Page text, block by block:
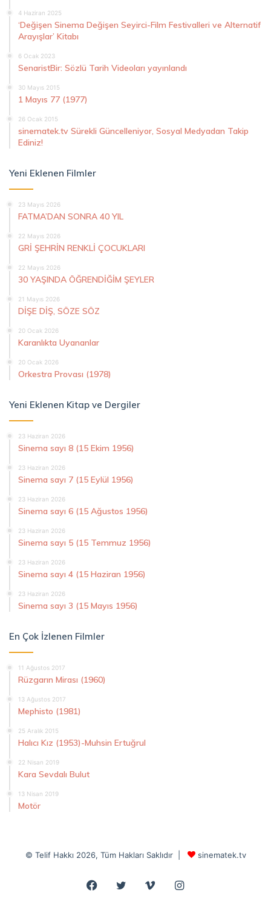
4 Haziran 2025
‘Değişen Sinema Değişen Seyirci-Film Festivalleri ve Alternatif
Arayışlar’ Kitabı
6 Ocak 2023
SenaristBir: Sözlü Tarih Videoları yayınlandı
30 Mayıs 2015
1 Mayıs 77 (1977)
26 Ocak 2015
sinematek.tv Sürekli Güncelleniyor, Sosyal Medyadan Takip
Ediniz!
Yeni Eklenen Filmler
23 Mayıs 2026
FATMA’DAN SONRA 40 YIL
22 Mayıs 2026
GRİ ŞEHRİN RENKLİ ÇOCUKLARI
22 Mayıs 2026
30 YAŞINDA ÖĞRENDİĞİM ŞEYLER
21 Mayıs 2026
DİŞE DİŞ, SÖZE SÖZ
20 Ocak 2026
Karanlıkta Uyananlar
20 Ocak 2026
Orkestra Provası (1978)
Yeni Eklenen Kitap ve Dergiler
23 Haziran 2026
Sinema sayı 8 (15 Ekim 1956)
23 Haziran 2026
Sinema sayı 7 (15 Eylül 1956)
23 Haziran 2026
Sinema sayı 6 (15 Ağustos 1956)
23 Haziran 2026
Sinema sayı 5 (15 Temmuz 1956)
23 Haziran 2026
Sinema sayı 4 (15 Haziran 1956)
23 Haziran 2026
Sinema sayı 3 (15 Mayıs 1956)
En Çok İzlenen Filmler
11 Ağustos 2017
Rüzgarın Mirası (1960)
13 Ağustos 2017
Mephisto (1981)
25 Aralık 2015
Halıcı Kız (1953)-Muhsin Ertuğrul
22 Nisan 2019
Kara Sevdalı Bulut
13 Nisan 2019
Motör
© Telif Hakkı 2026, Tüm Hakları Saklıdır | sinematek.tv
Facebook
Twitter VimeoInstagram